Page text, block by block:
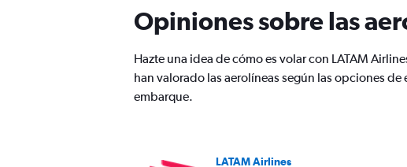
Opiniones sobre las
Hazte una idea de cómo es volar con LATAM
han valorado las aerolíneas según las opciones
embarque.
LATAM Airlines